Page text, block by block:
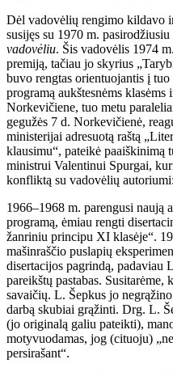
Dėl vadovėlių rengimo kildavo
susijęs su 1970 m. pasirodžiusiu
vadovėliu. Šis vadovėlis 1974
premiją, tačiau jo skyrius
buvo rengtas orientuojantis į
programą aukštesnėms
Norkevičiene, tuo metu
gegužės 7 d. Norkevičienė,
ministerijai adresuotą raštą
klausimu“, pateikė paaiškinimą
ministrui Valentinui Spurgai,
konfliktą su vadovėlių autoriumi:
1966–1968 m. parengusi naują
programą, ėmiau rengti
žanriniu principu XI klasėje“.
mašinraščio puslapių
disertacijos pagrindą, padaviau
pareikštų pastabas. Susitarėme,
savaičių. L. Šepkus jo
darbą skubiai grąžinti. Drg. L.
(jo originalą galiu pateikti),
motyvuodamas, jog (cituoju)
persirašant“.